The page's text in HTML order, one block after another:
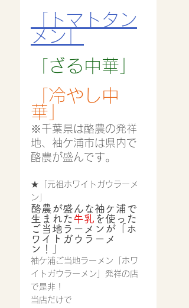
「トマトタン
メン」
「ざる中華」
「冷やし中
華」
※千葉県は酪農の発祥
地、袖ケ浦市は県内で
酪農が盛んです。
★「元祖ホワイトガウラーメ
ン」
酪農が盛んな袖ケ浦で
生まれた牛乳 を使った
ご当地ラーメンが「ホ
ワイトガウラーメ
ン！」
袖ケ浦ご当地ラーメン「ホワ
イトガウラーメン」発祥の店
で是非！
当店だけで